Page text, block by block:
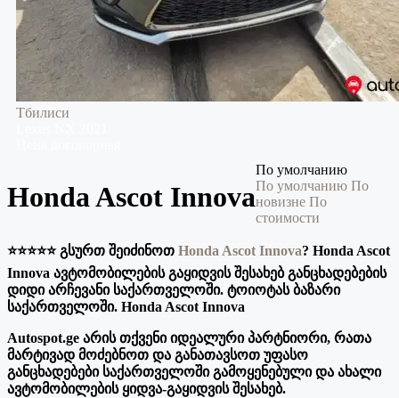
Тбилиси
Honda Ascot Innova
По умолчанию
По умолчанию По
новизне По
стоимости
⭐️⭐️⭐️⭐️⭐️ გსურთ შეიძინოთ Honda Ascot Innova? Honda Ascot
Innova ავტომობილების გაყიდვის შესახებ განცხადებების
დიდი არჩევანი საქართველოში. ტოიოტას ბაზარი
საქართველოში. Honda Ascot Innova
Autospot.ge არის თქვენი იდეალური პარტნიორი, რათა
მარტივად მოძებნოთ და განათავსოთ უფასო
განცხადებები საქართველოში გამოყენებული და ახალი
ავტომობილების ყიდვა-გაყიდვის შესახებ.